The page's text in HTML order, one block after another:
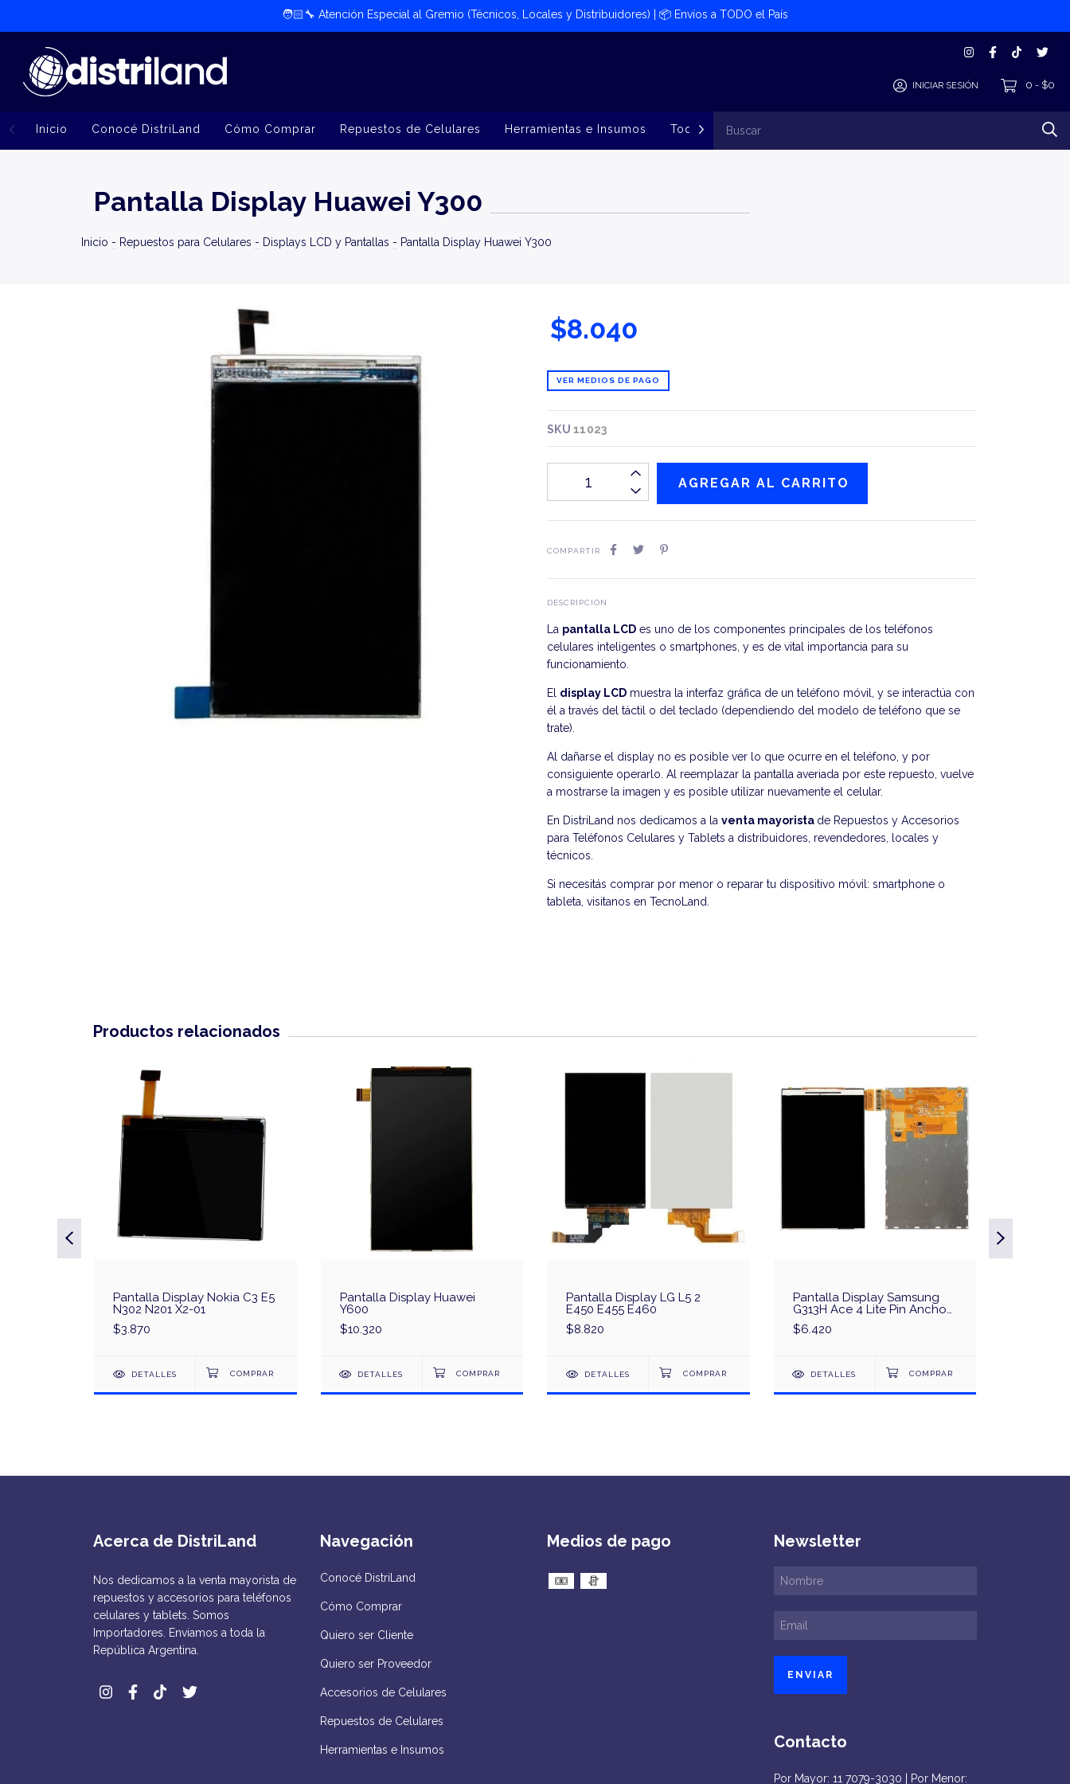
🧑🏻‍🔧​ Atención Especial al Gremio (Técnicos, Locales y Distribuidores) | 📦​ Envíos a TODO el País
INICIAR SESIÓN 0 - $0
Inicio Conocé DistriLand Cómo Comprar Repuestos de Celulares Herramientas e Insumos Todos los Productos
Pantalla Display Huawei Y300
Inicio - Repuestos para Celulares - Displays LCD y Pantallas - Pantalla Display Huawei Y300
$8.040
VER MEDIOS DE PAGO
SKU11023
COMPARTIR
DESCRIPCIÓN
La pantalla LCD es uno de los componentes principales de los teléfonos
celulares inteligentes o smartphones, y es de vital importancia para su
funcionamiento.
El display LCD muestra la interfaz gráfica de un teléfono móvil, y se interactúa con
él a través del táctil o del teclado (dependiendo del modelo de teléfono que se
trate).
Al dañarse el display no es posible ver lo que ocurre en el teléfono, y por
consiguiente operarlo. Al reemplazar la pantalla averiada por este repuesto, vuelve
a mostrarse la imagen y es posible utilizar nuevamente el celular.
En DistriLand nos dedicamos a la venta mayorista de Repuestos y Accesorios
para Teléfonos Celulares y Tablets a distribuidores, revendedores, locales y
técnicos.
Si necesitás comprar por menor o reparar tu dispositivo móvil: smartphone o
tableta, visitanos en TecnoLand
Productos relacionados
Pantalla Display Nokia C3 E5
N302 N201 X2-01
$3.870
DETALLES
Pantalla Display Huawei
Y600
$10.320
DETALLES
Pantalla Display LG L5 2
E450 E455 E460
$8.820
DETALLES
Pantalla Display Samsung
G313H Ace 4 Lite Pin Ancho
Largo
$6.420
DETALLES
Acerca de DistriLand
Nos dedicamos a la venta mayorista de
repuestos y accesorios para teléfonos
celulares y tablets. Somos
Importadores. Enviamos a toda la
República Argentina.
Navegación
Conocé DistriLand
Cómo Comprar
Quiero ser Cliente
Quiero ser Proveedor
Accesorios de Celulares
Repuestos de Celulares
Herramientas e Insumos
Medios de pago Newsletter
Contacto
Por Mayor: 11 7079-3030 | Por Menor: